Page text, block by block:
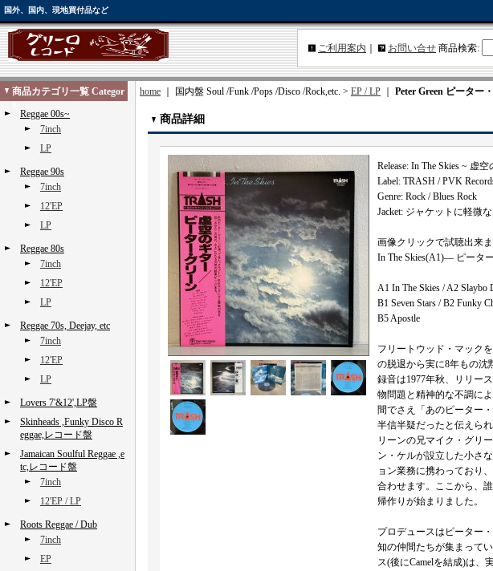
国外、国内、現地買付品など
ご利用案内 お問い合せ 商品検索:
商品カテゴリ一覧 Categor
y
Reggae 00s~
7inch
LP
Reggae 90s
7inch
12'EP
LP
Reggae 80s
7inch
12'EP
LP
Reggae 70s, Deejay, etc
7inch
12'EP
LP
Lovers 7'&12',LP盤
Skinheads ,Funky Disco R
eggae,レコード盤
Jamaican Soulful Reggae ,e
tc,レコード盤
7inch
12'EP / LP
Roots Reggae / Dub
7inch
EP
home ｜ 国内盤 Soul /Funk /Pops /Disco /Rock,etc. > EP / LP Peter Green ピーター
商品詳細
Release: In The Skies ~ 虚
Label: TRASH / PVK
Genre: Rock / Blues Rock
Jacket: ジャケットに軽微
画像クリックで試聴出来
In The Skies(A1)— ピータ
A1 In The Skies / A2 Slaybo
B1 Seven Stars / B2 Funky
B5 Apostle
フリートウッド・マック
の脱退から実に8年もの沈
録音は1977年秋、リリー
物問題と精神的な不調に
間でさえ「あのピーター
半信半疑だったと伝えら
リーンの兄マイク・グリ
ン・ケルが設立した小さ
ョン業務に携わっており
合わせます。ここから、
帰作りが始まりました。
プロデュースはピーター
知の仲間たちが集まって
ス(後にCamelを結成)は、